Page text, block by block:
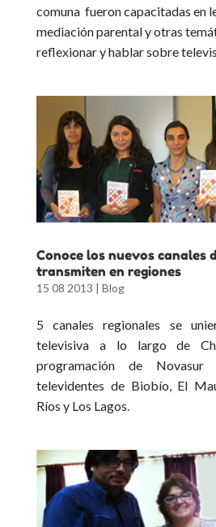
comuna fueron capacitadas en
mediación parental y otras
reflexionar y hablar sobre
Conoce los nuevos canales
transmiten en regiones
15 08 2013 | Blog
5 canales regionales se
televisiva a lo largo de
programación de
televidentes de Biobío, El
Ríos y Los Lagos.